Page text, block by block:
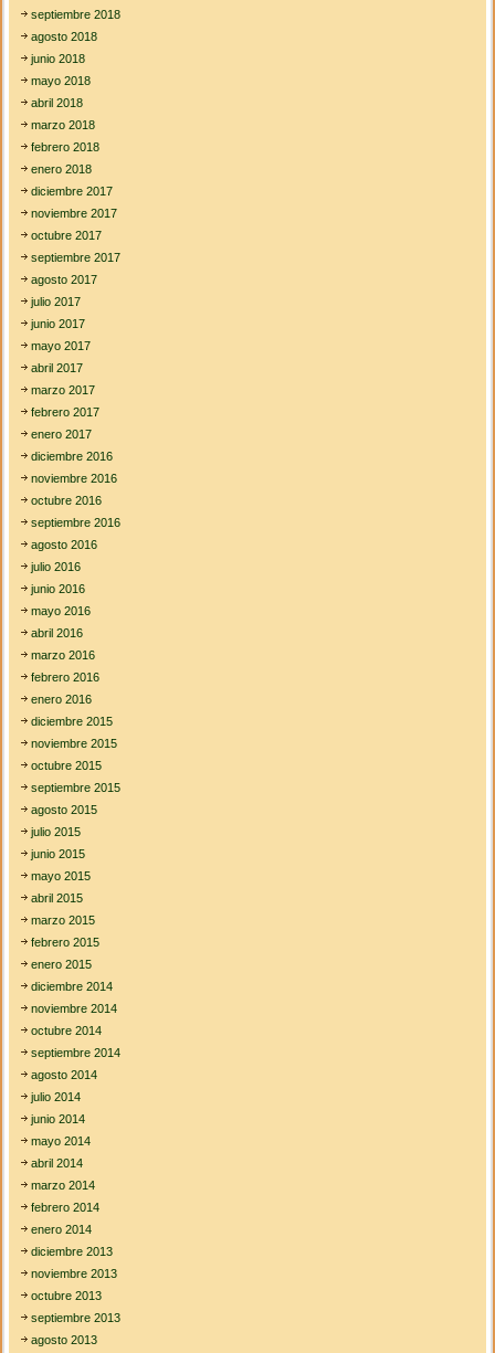
septiembre 2018
agosto 2018
junio 2018
mayo 2018
abril 2018
marzo 2018
febrero 2018
enero 2018
diciembre 2017
noviembre 2017
octubre 2017
septiembre 2017
agosto 2017
julio 2017
junio 2017
mayo 2017
abril 2017
marzo 2017
febrero 2017
enero 2017
diciembre 2016
noviembre 2016
octubre 2016
septiembre 2016
agosto 2016
julio 2016
junio 2016
mayo 2016
abril 2016
marzo 2016
febrero 2016
enero 2016
diciembre 2015
noviembre 2015
octubre 2015
septiembre 2015
agosto 2015
julio 2015
junio 2015
mayo 2015
abril 2015
marzo 2015
febrero 2015
enero 2015
diciembre 2014
noviembre 2014
octubre 2014
septiembre 2014
agosto 2014
julio 2014
junio 2014
mayo 2014
abril 2014
marzo 2014
febrero 2014
enero 2014
diciembre 2013
noviembre 2013
octubre 2013
septiembre 2013
agosto 2013